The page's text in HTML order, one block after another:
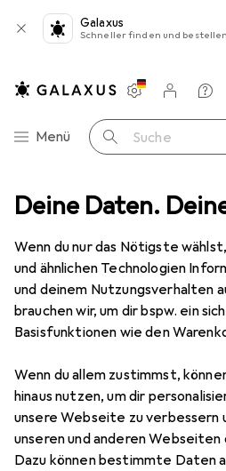
Deine Daten.
Wenn du nur das Nötigste
und ähnlichen Technologien
und deinem Nutzungsverhalten
brauchen wir, um dir bspw. ein
Basisfunktionen wie den
Wenn du allem zustimmst,
hinaus nutzen, um dir
unsere Webseite zu verbessern
unseren und anderen
Dazu können bestimmte Daten
Galaxus
Schneller finden und bestellen
Navigation nach Kategorien
Menü Suche
Einstellungen
Kundenkonto
Vergleichslisten
Merklisten
Warenkorb
Profi-Care Hair styler
Profi-Care
HC 3049
Zubehör für Profi-
styler ProfiCare
Hier findest du passendes
Care Hair styler ProfiCare PC-
Haarspray.